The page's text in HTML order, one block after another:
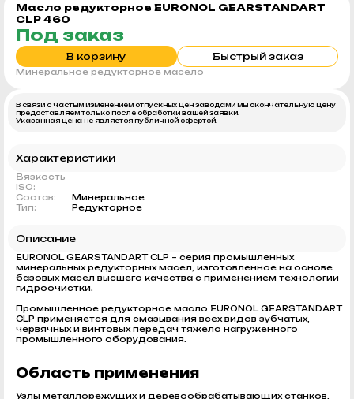
Масло редукторное EURONOL GEARSTANDART
CLP 460
Под заказ
В корзину Быстрый заказ
Минеральное редукторное масело
В связи с частым изменением отпускных цен заводами мы окончательную цену
предоставляем только после обработки вашей заявки.
Указанная цена не является публичной офертой.
Характеристики
Вязкость
ISO:
Состав:
Минеральное
Тип:
Редукторное
Описание
EURONOL GEARSTANDART CLP – серия промышленных
минеральных редукторных масел, изготовленное на основе
базовых масел высшего качества с применением технологии
гидроочистки.
Промышленное редукторное масло EURONOL GEARSTANDART
CLP применяется для смазывания всех видов зубчатых,
червячных и винтовых передач тяжело нагруженного
промышленного оборудования.
Область применения
Узлы металлорежущих и деревообрабатывающих станков,